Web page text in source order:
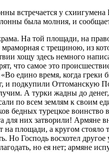
встречается у
была молния, и
На той площади, на
с трещиною, из
хощу здесь немного
что самое это
едино время, когда
подкупили Оттоманскую
А турки жадны до
по всем землям к
бедных турецкое
них затворили! Армяне
площади, а кругом
Но Господь восхотел
но ея нет; армяне